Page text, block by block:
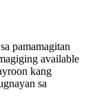
pamamagitan
available
kang
sa